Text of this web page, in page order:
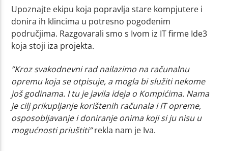
Upoznajte ekipu koja popravlja stare kompjutere i
donira ih klincima u potresno pogođenim
područjima. Razgovarali smo s Ivom iz IT firme Ide3
koja stoji iza projekta.
”Kroz svakodnevni rad nailazimo na računalnu
opremu koja se otpisuje, a mogla bi služiti nekome
još godinama. I tu je javila ideja o Kompićima. Nama
je cilj prikupljanje korištenih računala i IT opreme,
osposobljavanje i doniranje onima koji si ju nisu u
mogućnosti priuštiti”rekla nam je Iva.